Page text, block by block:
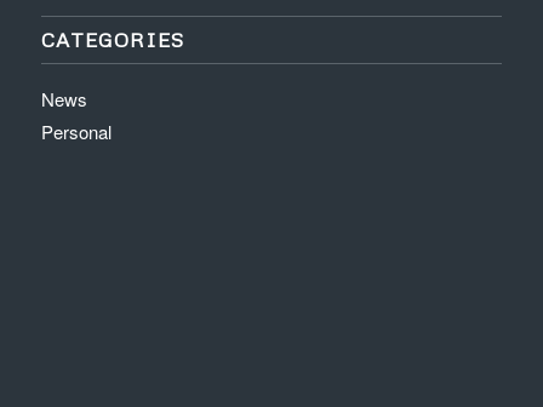
CATEGORIES
News
Personal